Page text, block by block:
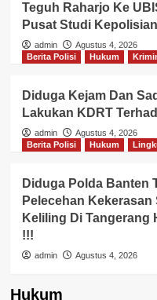
Teguh Raharjo Ke
Pusat Studi Kepolisian
admin
Agustus 4, 2026
Berita Polisi
Hukum
Diduga Kejam Dan
Lakukan KDRT
admin
Agustus 4, 2026
Berita Polisi
Hukum
Diduga Polda Banten
Pelecehan
Keliling Di Tangerang
!!!
admin Agustus 4, 2026
Hukum